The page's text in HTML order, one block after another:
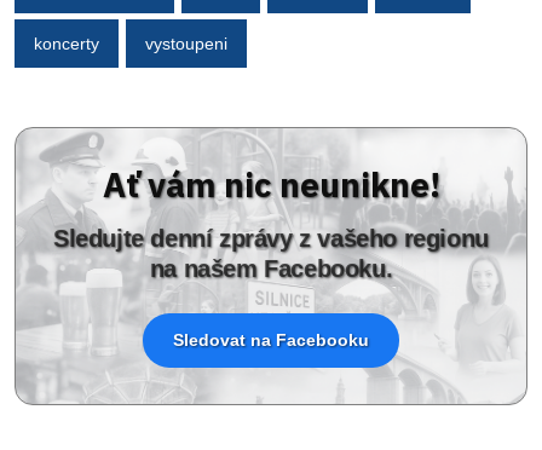
koncerty vystoupeni
Ať vám nic neunikne!
Sledujte denní zprávy z vašeho regionu
na našem Facebooku.
Sledovat na Facebooku